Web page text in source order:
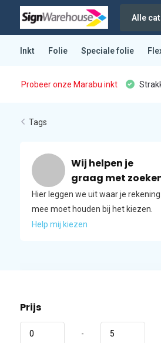
Alle
Inkt Folie Speciale folie
Probeer onze Marabu inkt
Tags
Wij helpen je
graag met
Hier leggen we uit waar je rekening
mee moet houden bij het kiezen.
Help mij kiezen
Prijs
-